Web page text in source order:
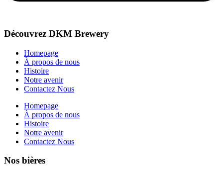
Découvrez DKM Brewery
Homepage
À propos de nous
Histoire
Notre avenir
Contactez Nous
Homepage
À propos de nous
Histoire
Notre avenir
Contactez Nous
Nos bières